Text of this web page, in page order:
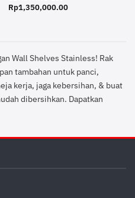
Rp1,350,000.00
Wall Shelves Stainless! Rak
tambahan untuk panci,
kerja, jaga kebersihan, & buat
dibersihkan. Dapatkan